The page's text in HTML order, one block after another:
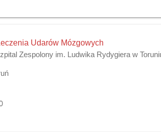
Udarów Mózgowych
Zespolony im. Ludwika Rydygiera w